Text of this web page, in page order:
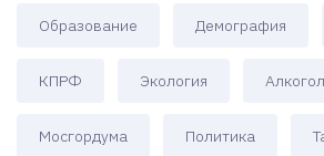
Образование Демография
КПРФ Экология
Мосгордума Политика